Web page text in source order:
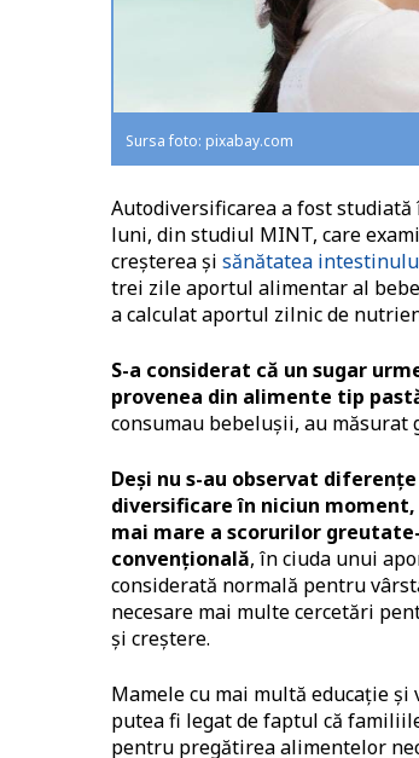
Sursa foto: pixabay.com
Autodiversificarea a fost
luni, din studiul MINT, care
creșterea și sănătatea
trei zile aportul alimentar al
a calculat aportul zilnic de
S-a considerat că un sugar
provenea din alimente tip
consumau bebelușii, au
Deși nu s-au observat
diversificare în niciun
mai mare a scorurilor
convențională, în ciuda unui
considerată normală pentru
necesare mai multe cercetări
și creștere.
Mamele cu mai multă educație
putea fi legat de faptul că
pentru pregătirea alimentelor